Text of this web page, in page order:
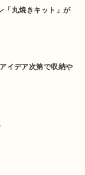
「丸焼きキット」が
イデア次第で収納や